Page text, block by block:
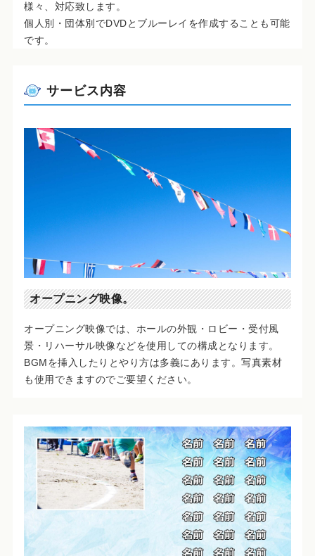
様々、対応致します。
個人別・団体別でDVDとブルーレイを作成することも可能
です。
サービス内容
オープニング映像。
オープニング映像では、ホールの外観・ロビー・受付風
景・リハーサル映像などを使用しての構成となります。
BGMを挿入したりとやり方は多義にあります。写真素材
も使用できますのでご要望ください。